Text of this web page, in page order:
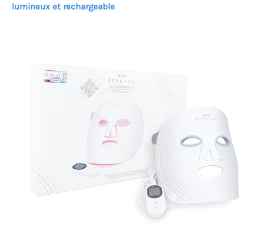
lumineux et rechargeable